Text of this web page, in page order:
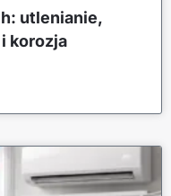
utlenianie,
korozja